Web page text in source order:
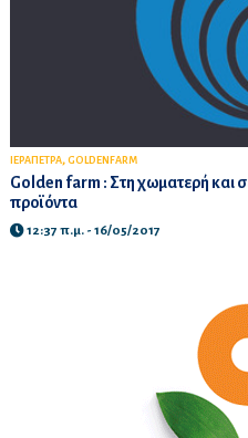
ΙΕΡΑΠΕΤΡΑ, GOLDENFARM
Golden farm : Στη χωματερή και
προϊόντα
12:37 π.μ. - 16/05/2017